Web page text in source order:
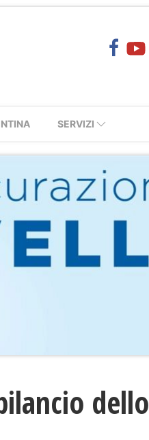
SERVIZI
dello